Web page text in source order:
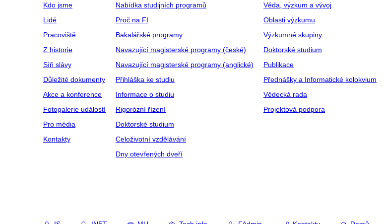
Kdo jsme
Lidé
Pracoviště
Z historie
Síň slávy
Důležité dokumenty
Akce a konference
Fotogalerie událostí
Pro média
Kontakty
Nabídka studijních programů
Proč na FI
Bakalářské programy
Navazující magisterské programy (české)
Navazující magisterské programy (anglické)
Přihláška ke studiu
Informace o studiu
Rigorózní řízení
Doktorské studium
Celoživotní vzdělávání
Dny otevřených dveří
Věda, výzkum a vývoj
Oblasti výzkumu
Výzkumné skupiny
Doktorské studium
Publikace
Přednášky a Informatické kolokvium
Vědecká rada
Projektová podpora